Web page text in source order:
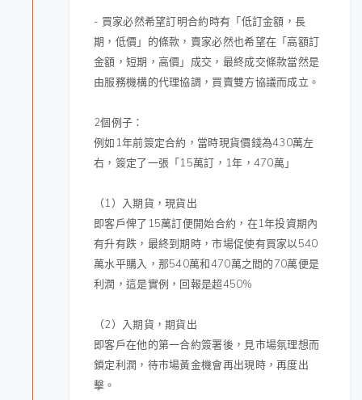
- 買家必然希望訂明合約時有「低訂金額，長
期，低價」的條款，賣家必然也希望在「高額訂
金額，短期，高價」成交，最終成交條款當然是
由服務機構的代理協調，買賣雙方協議而成立。
2個例子：
例如1年前簽定合約，當時現貨價錢為430萬左
右，簽定了一張「15萬訂，1年，470萬」
（1）入期貨，現貨出
即客戶俾了15萬訂便開始合約，在1年投資期內
有升有跌，最終到期時，市場促使有買家以540
萬水平購入，那540萬和470萬之間的70萬便是
利潤，這是實例，回報是超450%
（2）入期貨，期貨出
即客戶在他的第一合約簽署後，見市場氛理想而
鎖定利潤，待市場黃金機會再出現時，再度出
擊。